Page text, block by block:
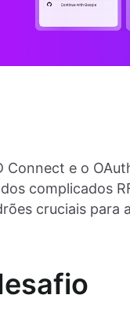
Connect e o
complicados
cruciais para